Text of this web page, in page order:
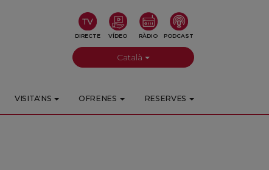
DIRECTE VÍDEO RÀDIO PODCAST
Català
VISITA'NS OFRENES RESERVES